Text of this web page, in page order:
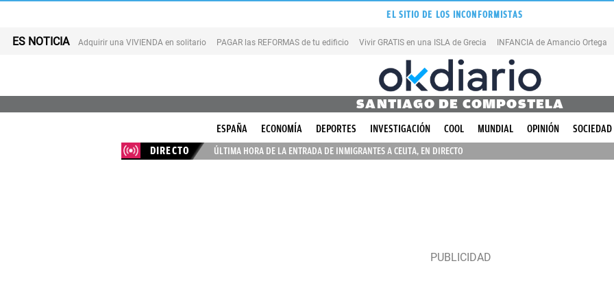
EL SITIO DE LOS INCONFORMISTAS
ES NOTICIA Adquirir una VIVIENDA en solitario PAGAR las REFORMAS de tu edificio Vivir GRATIS en una ISLA de Grecia INFANCIA de Amancio Ortega
SANTIAGO DE COMPOSTELA
ESPAÑA ECONOMÍA DEPORTES INVESTIGACIÓN COOL MUNDIAL OPINIÓN SOCIEDAD
DIRECTO
ÚLTIMA HORA DE LA ENTRADA DE INMIGRANTES A CEUTA, EN DIRECTO